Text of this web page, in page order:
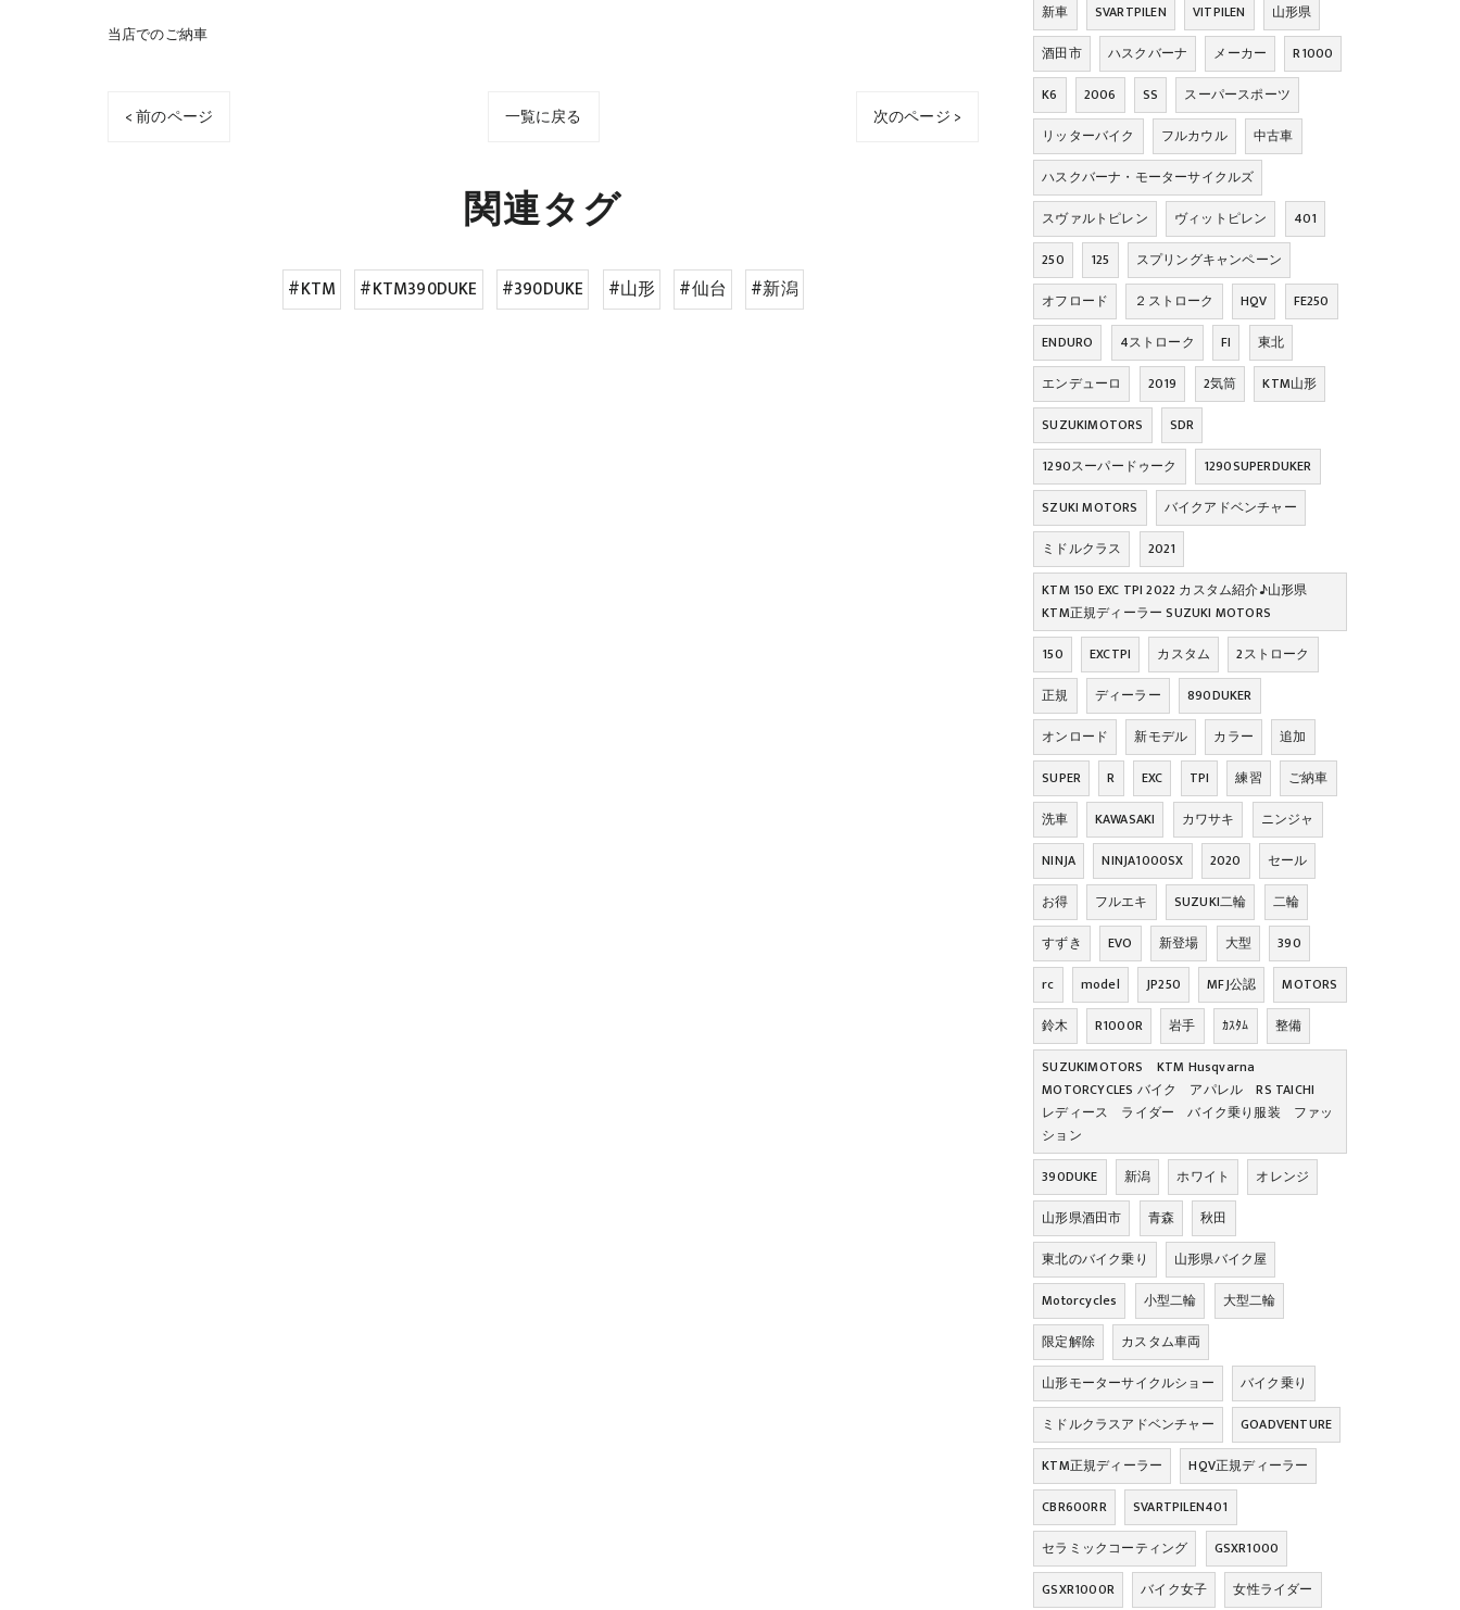
当店でのご納車
< 前のページ 一覧に戻る 次のページ >
関連タグ
#KTM #KTM390DUKE #390DUKE #山形 #仙台 #新潟
新車
SVARTPILEN VITPILEN
山形県
酒田市
ハスクバーナ メーカー
R1000
K6
2006 SS
スーパースポーツ
リッターバイク
フルカウル
中古車
ハスクバーナ・モーターサイクルズ
スヴァルトピレン
ヴィットピレン
401
250
125
スプリングキャンペーン
オフロード
２ストローク HQV
FE250
ENDURO
4ストローク FI
東北
エンデューロ
2019 2気筒
KTM山形
SUZUKIMOTORS
SDR
1290スーパードゥーク
1290SUPERDUKER
SZUKI MOTORS
バイクアドベンチャー
ミドルクラス
2021
KTM 150 EXC TPI 2022 カスタム紹介♪山形県
KTM正規ディーラー SUZUKI MOTORS
150
EXCTPI カスタム
2ストローク
正規
ディーラー
890DUKER
オンロード
新モデル カラー
追加
SUPER
R EXC TPI 練習
ご納車
洗車
KAWASAKI カワサキ
ニンジャ
NINJA
NINJA1000SX 2020
セール
お得
フルエキ SUZUKI二輪
二輪
すずき
EVO 新登場 大型
390
rc
model JP250 MFJ公認
MOTORS
鈴木
R1000R 岩手 ｶｽﾀﾑ
整備
SUZUKIMOTORS KTM Husqvarna
MOTORCYCLES バイク アパレル RS TAICHI
レディース ライダー バイク乗り服装 ファッ
ション
390DUKE
新潟 ホワイト
オレンジ
山形県酒田市
青森
秋田
東北のバイク乗り
山形県バイク屋
Motorcycles
小型二輪
大型二輪
限定解除
カスタム車両
山形モーターサイクルショー
バイク乗り
ミドルクラスアドベンチャー
GOADVENTURE
KTM正規ディーラー
HQV正規ディーラー
CBR600RR
SVARTPILEN401
セラミックコーティング
GSXR1000
GSXR1000R
バイク女子 女性ライダー